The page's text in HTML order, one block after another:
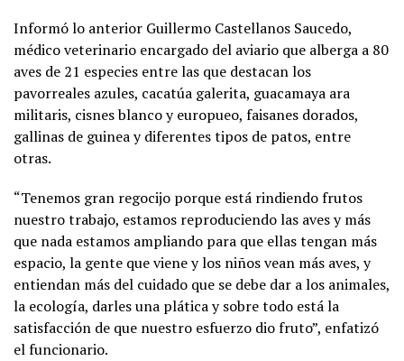
Informó lo anterior Guillermo Castellanos Saucedo,
médico veterinario encargado del aviario que alberga a 80
aves de 21 especies entre las que destacan los
pavorreales azules, cacatúa galerita, guacamaya ara
militaris, cisnes blanco y europueo, faisanes dorados,
gallinas de guinea y diferentes tipos de patos, entre
otras.
“Tenemos gran regocijo porque está rindiendo frutos
nuestro trabajo, estamos reproduciendo las aves y más
que nada estamos ampliando para que ellas tengan más
espacio, la gente que viene y los niños vean más aves, y
entiendan más del cuidado que se debe dar a los animales,
la ecología, darles una plática y sobre todo está la
satisfacción de que nuestro esfuerzo dio fruto”, enfatizó
el funcionario.